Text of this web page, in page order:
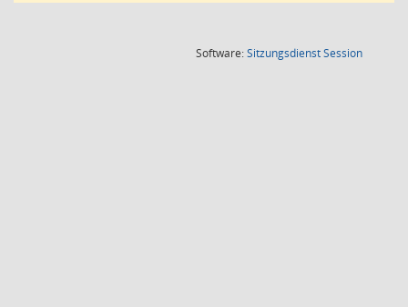
Software:SitzungsdienstSession(Wird in